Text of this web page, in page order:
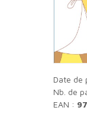
Date
Nb. de
EAN :